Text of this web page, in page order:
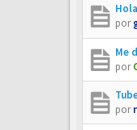
Hola
por
Me
por
por